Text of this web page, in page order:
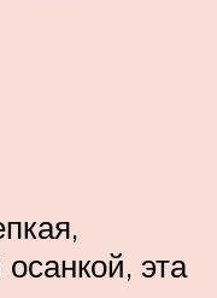
эта